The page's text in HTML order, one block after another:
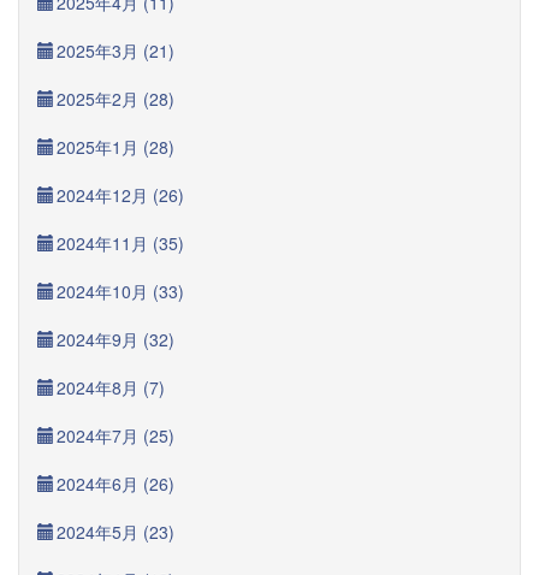
2025年3月 (21)
2025年2月 (28)
2025年1月 (28)
2024年12月 (26)
2024年11月 (35)
2024年10月 (33)
2024年9月 (32)
2024年8月 (7)
2024年7月 (25)
2024年6月 (26)
2024年5月 (23)